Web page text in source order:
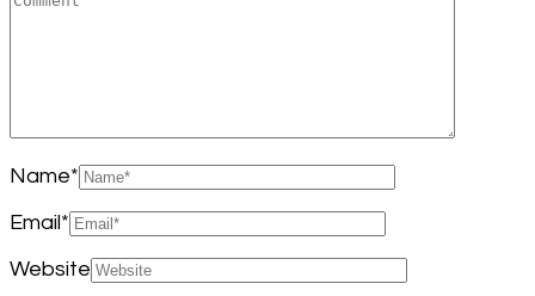
Name*
Email *
Website